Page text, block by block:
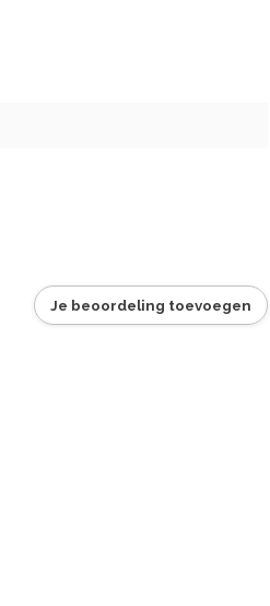
Je beoordeling toevoegen